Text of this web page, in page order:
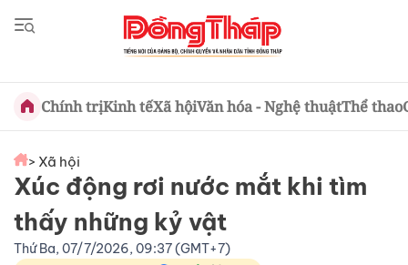
Chính trịKinh tếXã hộiVăn hóa - Nghệ thuậtThể thao
> Xã hội
Xúc động rơi nước mắt khi tìm
thấy những kỷ vật
Thứ Ba, 07/7/2026, 09:37 (GMT+7)